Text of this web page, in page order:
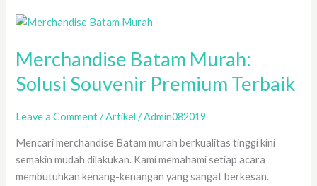
Merchandise Batam Murah:
Solusi Souvenir Premium Terbaik
Leave a Comment /Artikel /Admin082019
Mencari merchandise Batam murah berkualitas tinggi kini
semakin mudah dilakukan. Kami memahami setiap acara
membutuhkan kenang-kenangan yang sangat berkesan.
Merchandise
Murah:
Souvenir
Terbaik